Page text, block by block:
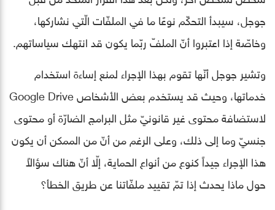
جوجل، سيبدأ التحكّم نوعًا ما في الملفّات الّتي نشاركها،
وخاصّة إذا اعتبروا أنّ الملفّ ربّما يكون قد انتهك سياساتهم.
وتشير جوجل أنّها تقوم بهذا الإجراء لمنع إساءة استخدام
خدماتها، وحيث قد يستخدم بعض الأشخاص Google Drive
لاستضافة محتوى غير قانونيّ مثل البرامج الضارّة أو محتوى
جنسيّ وما إلى ذلك، وعلى الرغم من أنّ من الممكن أن يكون
هذا الإجراء جيداً كنوع من أنواع الحماية، إلّا أنّ هناك سؤالاً
حول ماذا يحدث إذا تمّ تقييد ملفّاتنا عن طريق الخطأ؟